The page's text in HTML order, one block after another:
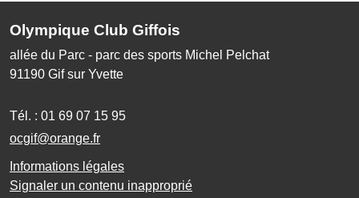
Olympique Club Giffois
allée du Parc - parc des sports Michel Pelchat
91190 Gif sur Yvette
Tél. : 01 69 07 15 95
ocgif@orange.fr
Informations légales
Signaler un contenu inapproprié